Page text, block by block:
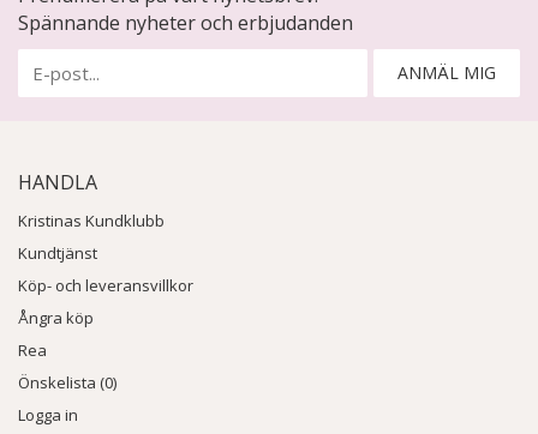
Spännande nyheter och erbjudanden
ANMÄL MIG
HANDLA
Kristinas Kundklubb
Kundtjänst
Köp- och leveransvillkor
Ångra köp
Rea
Önskelista (0)
Logga in